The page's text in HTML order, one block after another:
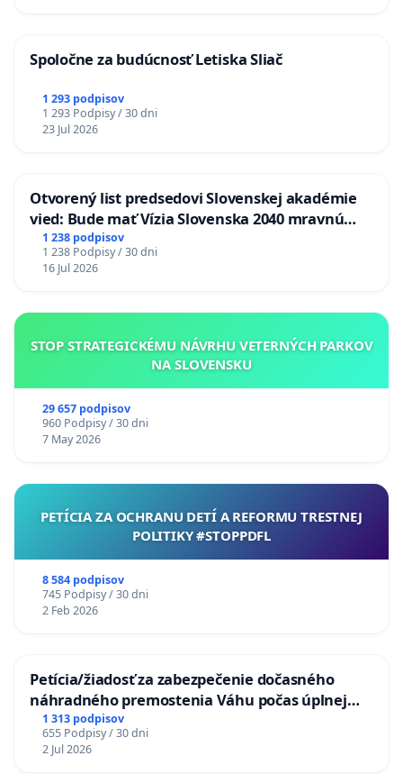
Spoločne za budúcnosť Letiska Sliač
1 293 podpisov
1 293 Podpisy / 30 dni
23 Jul 2026
Otvorený list predsedovi Slovenskej akadémie
vied: Bude mať Vízia Slovenska 2040 mravnú
chrbticu?
1 238 podpisov
1 238 Podpisy / 30 dni
16 Jul 2026
STOP STRATEGICKÉMU NÁVRHU VETERNÝCH PARKOV
NA SLOVENSKU
29 657 podpisov
960 Podpisy / 30 dni
7 May 2026
PETÍCIA ZA OCHRANU DETÍ A REFORMU TRESTNEJ
POLITIKY #STOPPDFL
8 584 podpisov
745 Podpisy / 30 dni
2 Feb 2026
Petícia/žiadosť za zabezpečenie dočasného
náhradného premostenia Váhu počas úplnej
uzávery Vážskeho mosta v Komárne
1 313 podpisov
655 Podpisy / 30 dni
2 Jul 2026